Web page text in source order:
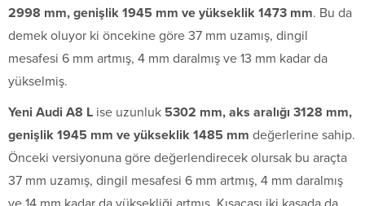
2998 mm, genişlik 1945 mm ve yükseklik 1473 mm. Bu da
demek oluyor ki öncekine göre 37 mm uzamış, dingil
mesafesi 6 mm artmış, 4 mm daralmış ve 13 mm kadar da
yükselmiş.
Yeni Audi A8 L ise uzunluk 5302 mm, aks aralığı 3128 mm,
genişlik 1945 mm ve yükseklik 1485 mm değerlerine sahip.
Önceki versiyonuna göre değerlendirecek olursak bu araçta
37 mm uzamış, dingil mesafesi 6 mm artmış, 4 mm daralmış